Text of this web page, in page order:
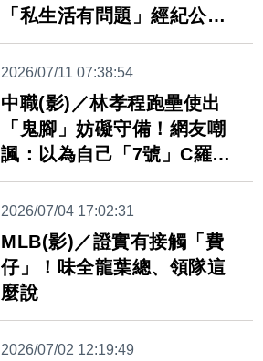
「私生活有問題」經紀公司
報案了
2026/07/11 07:38:54
中職(影)／林孝程跑壘使出
「鬼腳」妨礙守備！網友嘲
諷：以為自己「7號」C羅
嗎？
2026/07/04 17:02:31
MLB(影)／證實有接觸「費
仔」！味全龍葉總、領隊這
麼說
2026/07/02 12:19:49